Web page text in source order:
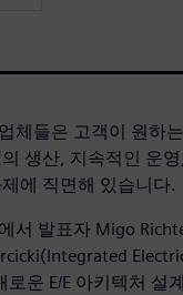
체들은 고객이 원하
생산, 지속적인 운
에 직면해 있습니다.
서 발표자 Migo
로운 E/E 아키텍처 설